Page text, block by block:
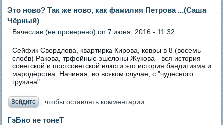
Это ново? Так же ново, как фамилия Петрова ...(Саша
Чёрный)
Вячеслав (не проверено) on 7 июня, 2016 - 11:32
Сейфик Свердлова, квартирка Кирова, ковры в 8 (восемь
слоёв) Ракова, трфейные эшелоны Жукова - вся история
советской и постсоветской власти это история бандитизма и
мародёрства. Начиная, во всяком случае, с "чудесного
грузина".
Войдите , чтобы оставлять комментарии
ГэБно не тонеТ